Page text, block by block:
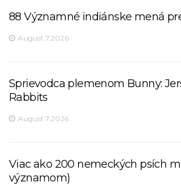
88 Významné indiánske mená
August 7,2026
Sprievodca plemenom Bunny:
Rabbits
August 7,2026
Viac ako 200 nemeckých psích
významom)